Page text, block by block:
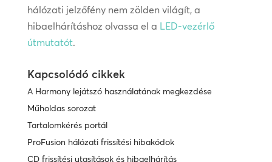
hálózati jelzőfény nem zölden világít, a
hibaelhárításhoz olvassa el a LED-vezérlő
útmutatót.
Kapcsolódó cikkek
A Harmony lejátszó használatának megkezdése
Műholdas sorozat
Tartalomkérés portál
ProFusion hálózati frissítési hibakódok
CD frissítési utasítások és hibaelhárítás